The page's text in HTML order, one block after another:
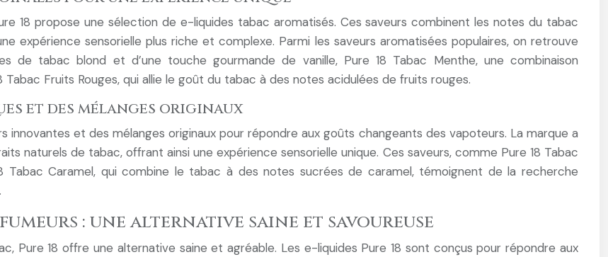
18 propose une sélection de e-liquides tabac aromatisés. Ces saveurs combinent les notes du tabac
expérience sensorielle plus riche et complexe. Parmi les saveurs aromatisées populaires, on retrouve
de tabac blond et d’une touche gourmande de vanille, Pure 18 Tabac Menthe, une combinaison
Fruits Rouges, qui allie le goût du tabac à des notes acidulées de fruits rouges.
et des mélanges originaux
innovantes et des mélanges originaux pour répondre aux goûts changeants des vapoteurs. La marque a
naturels de tabac, offrant ainsi une expérience sensorielle unique. Ces saveurs, comme Pure 18 Tabac
Tabac Caramel, qui combine le tabac à des notes sucrées de caramel, témoignent de la recherche
fumeurs : une alternative saine et savoureuse
Pure 18 offre une alternative saine et agréable. Les e-liquides Pure 18 sont conçus pour répondre aux